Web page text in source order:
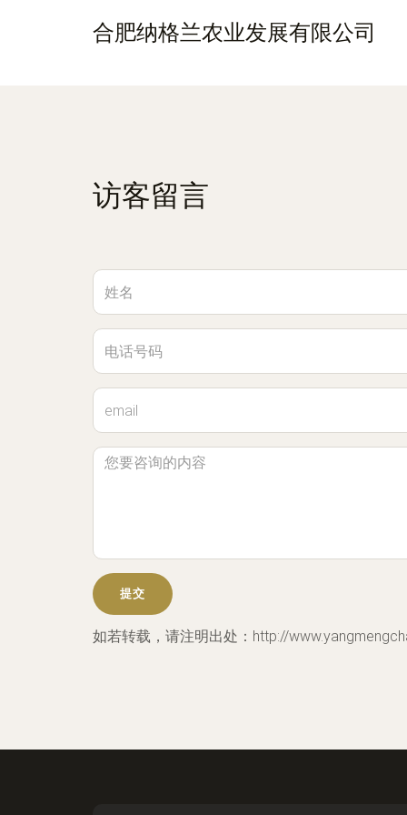
合肥纳格兰农业发展有限公司
访客留言
如若转载，请注明出处：http://